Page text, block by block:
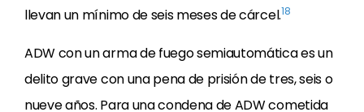
llevan un mínimo de seis meses de cárcel.18
ADW con un arma de fuego semiautomática es un
delito grave con una pena de prisión de tres, seis o
nueve años. Para una condena de ADW cometida